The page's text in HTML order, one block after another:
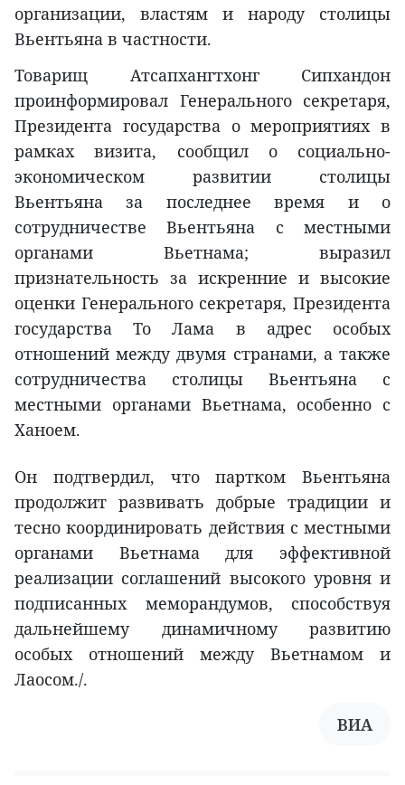
организации, властям и народу столицы
Вьентьяна в частности.
Товарищ Атсапхангтхонг Сипхандон
проинформировал Генерального секретаря,
Президента государства о мероприятиях в
рамках визита, сообщил о социально-
экономическом развитии столицы
Вьентьяна за последнее время и о
сотрудничестве Вьентьяна с местными
органами Вьетнама; выразил
признательность за искренние и высокие
оценки Генерального секретаря, Президента
государства То Лама в адрес особых
отношений между двумя странами, а также
сотрудничества столицы Вьентьяна с
местными органами Вьетнама, особенно с
Ханоем.
Он подтвердил, что партком Вьентьяна
продолжит развивать добрые традиции и
тесно координировать действия с местными
органами Вьетнама для эффективной
реализации соглашений высокого уровня и
подписанных меморандумов, способствуя
дальнейшему динамичному развитию
особых отношений между Вьетнамом и
Лаосом./.
ВИА